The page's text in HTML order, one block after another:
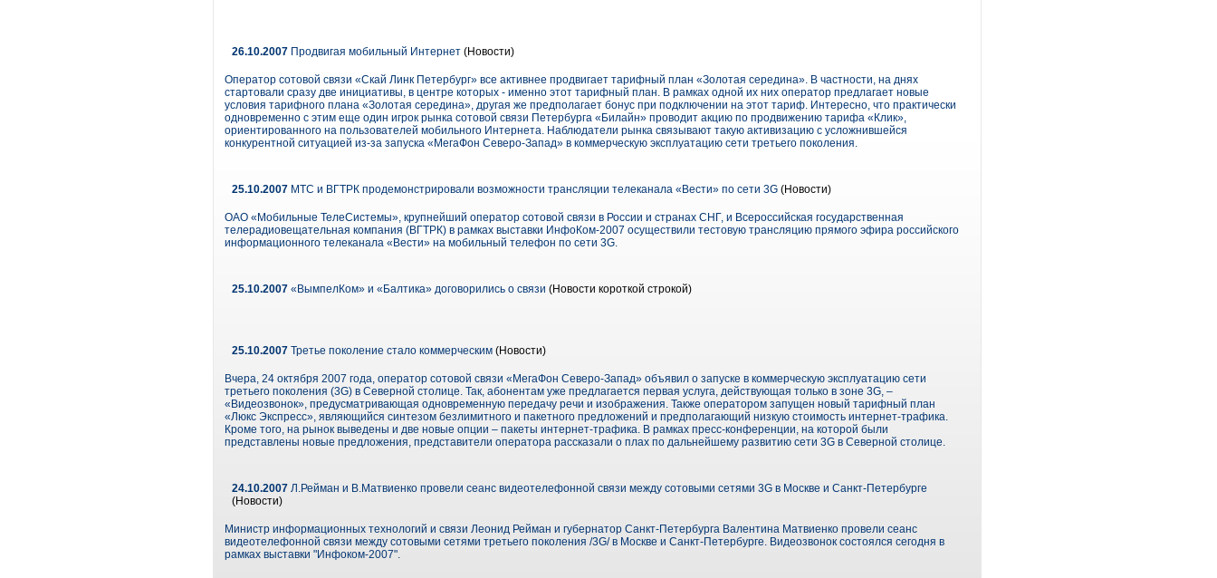
26.10.2007 Продвигая мобильный Интернет (Новости)
Оператор сотовой связи «Скай Линк Петербург» все активнее продвигает тарифный план «Золотая середина». В частности, на днях
стартовали сразу две инициативы, в центре которых - именно этот тарифный план. В рамках одной их них оператор предлагает новые
условия тарифного плана «Золотая середина», другая же предполагает бонус при подключении на этот тариф. Интересно, что практически
одновременно с этим еще один игрок рынка сотовой связи Петербурга «Билайн» проводит акцию по продвижению тарифа «Клик»,
ориентированного на пользователей мобильного Интернета. Наблюдатели рынка связывают такую активизацию с усложнившейся
конкурентной ситуацией из-за запуска «МегаФон Северо-Запад» в коммерческую эксплуатацию сети третьего поколения.
25.10.2007 МТС и BГТРК продемонстрировали возможности трансляции телеканала «Вести» по сети 3G (Новости)
ОАО «Мобильные ТелеСистемы», крупнейший оператор сотовой связи в России и странах СНГ, и Всероссийская государственная
телерадиовещательная компания (ВГТРК) в рамках выставки ИнфоКом-2007 осуществили тестовую трансляцию прямого эфира российского
информационного телеканала «Вести» на мобильный телефон по сети 3G.
25.10.2007 «ВымпелКом» и «Балтика» договорились о связи (Новости короткой строкой)
25.10.2007 Третье поколение стало коммерческим (Новости)
Вчера, 24 октября 2007 года, оператор сотовой связи «МегаФон Северо-Запад» объявил о запуске в коммерческую эксплуатацию сети
третьего поколения (3G) в Северной столице. Так, абонентам уже предлагается первая услуга, действующая только в зоне 3G, –
«Видеозвонок», предусматривающая одновременную передачу речи и изображения. Также оператором запущен новый тарифный план
«Люкс Экспресс», являющийся синтезом безлимитного и пакетного предложений и предполагающий низкую стоимость интернет-трафика.
Кроме того, на рынок выведены и две новые опции – пакеты интернет-трафика. В рамках пресс-конференции, на которой были
представлены новые предложения, представители оператора рассказали о плах по дальнейшему развитию сети 3G в Северной столице.
24.10.2007 Л.Рейман и В.Матвиенко провели сеанс видеотелефонной связи между сотовыми сетями 3G в Москве и Санкт-Петербурге
(Новости)
Министр информационных технологий и связи Леонид Рейман и губернатор Санкт-Петербурга Валентина Матвиенко провели сеанс
видеотелефонной связи между сотовыми сетями третьего поколения /3G/ в Москве и Санкт-Петербурге. Видеозвонок состоялся сегодня в
рамках выставки "Инфоком-2007".